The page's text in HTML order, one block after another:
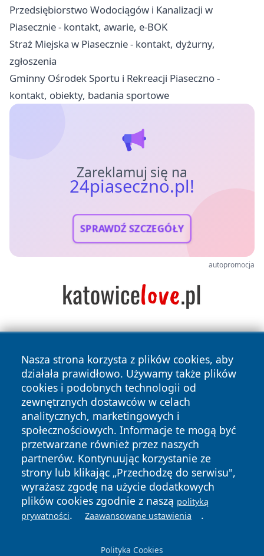
Przedsiębiorstwo Wodociągów i Kanalizacji w
Piasecznie - kontakt, awarie, e-BOK
Straż Miejska w Piasecznie - kontakt, dyżurny,
zgłoszenia
Gminny Ośrodek Sportu i Rekreacji Piaseczno -
kontakt, obiekty, badania sportowe
Zareklamuj się na
24piaseczno.pl!
SPRAWDŹ SZCZEGÓŁY
autopromocja
Nasza strona korzysta z plików cookies, aby
działała prawidłowo. Używamy także plików
cookies i podobnych technologii od
zewnętrznych dostawców w celach
analitycznych, marketingowych i
społecznościowych. Informacje te mogą być
przetwarzane również przez naszych
partnerów. Kontynuując korzystanie ze
strony lub klikając „Przechodzę do serwisu",
wyrażasz zgodę na użycie dodatkowych
plików cookies zgodnie z naszą polityką
prywatności. Zaawansowane ustawienia .
Polityka Cookies
Copyright © 2026 24piaseczno.pl Wszystkie prawa
zastrzeżone.
News Autorzy
Polityka
Prywatności
Polityka
Cookies